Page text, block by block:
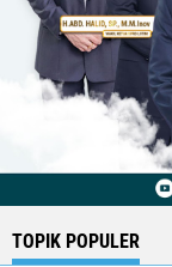
TOPIK POPULER